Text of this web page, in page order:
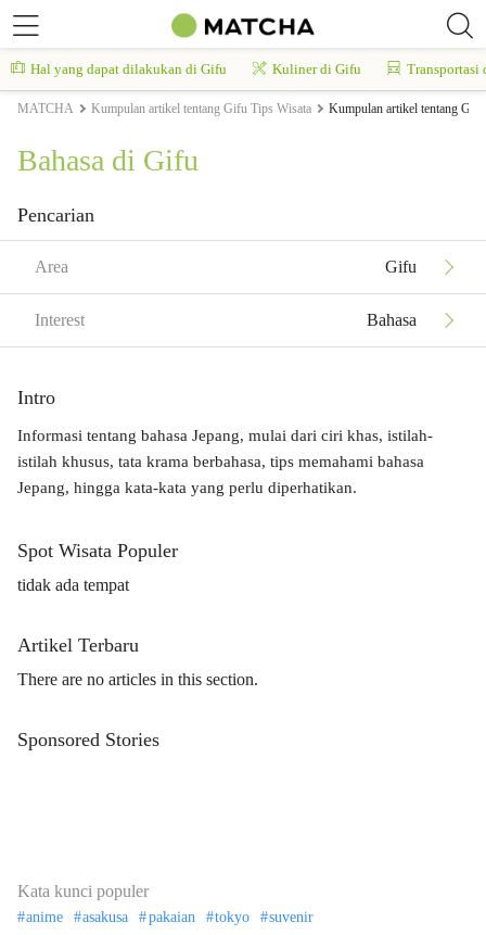
Hal yang dapat dilakukan di Gifu Kuliner di Gifu Transportasi
MATCHA Kumpulan artikel tentang Gifu Tips Wisata Kumpulan artikel tentang Gifu
Bahasa di Gifu
Pencarian
Area Gifu
Interest Bahasa
Intro
Informasi tentang bahasa Jepang, mulai dari ciri khas, istilah-
istilah khusus, tata krama berbahasa, tips memahami bahasa
Jepang, hingga kata-kata yang perlu diperhatikan.
Spot Wisata Populer
tidak ada tempat
Artikel Terbaru
There are no articles in this section.
Sponsored Stories
Kata kunci populer
anime asakusa pakaian tokyo suvenir